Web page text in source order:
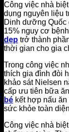
Công việc nhà
dụng nguyên liệu
Dinh dưỡng Quốc
15% nguy cơ
dẹp trở thành
thời gian cho gia
Trong công việc
thích gia đình đòi
khảo sát Nielsen
cấp ưu tiên bữa
bé kết hợp nấu
sức khỏe toàn
Công việc nhà